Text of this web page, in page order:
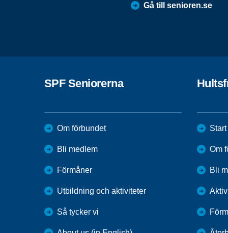
Gå till senioren.se
SPF Seniorerna
Om förbundet
Bli medlem
Förmåner
Utbildning och aktiviteter
Så tycker vi
Start
Om
Bli